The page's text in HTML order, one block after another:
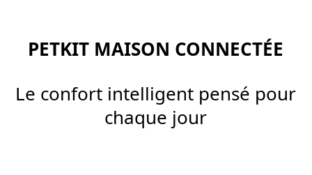
PETKIT MAISON CONNECTÉE
Le confort intelligent pensé pour
chaque jour